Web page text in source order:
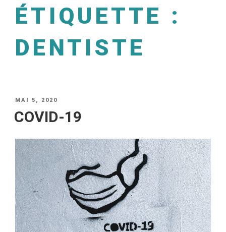
ÉTIQUETTE :
DENTISTE
MAI 5, 2020
COVID-19